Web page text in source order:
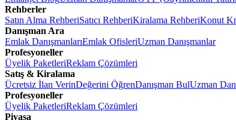
Rehberler
Satın Alma RehberiSatıcı RehberiKiralama RehberiKonut
Danışman Ara
Emlak DanışmanlarıEmlak OfisleriUzman Danışmanlar
Profesyoneller
Üyelik PaketleriReklam Çözümleri
Satış & Kiralama
Ücretsiz İlan VerinDeğerini ÖğrenDanışman BulUzman
Profesyoneller
Üyelik PaketleriReklam Çözümleri
Piyasa